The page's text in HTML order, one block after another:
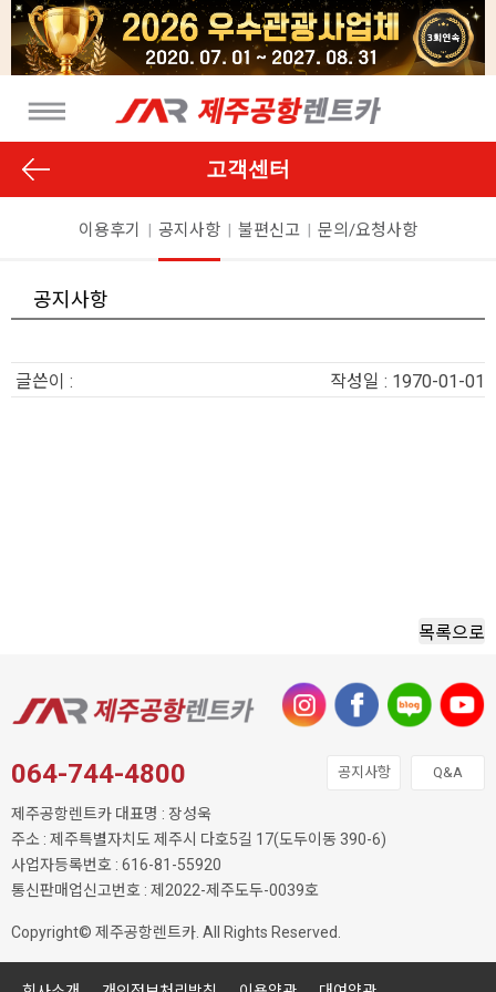
고객센터
이용후기 공지사항 불편신고 문의/요청사항
공지사항
글쓴이 : 작성일 : 1970-01-01
목록으로
064-744-4800 공지사항 Q&A
제주공항렌트카 대표명 : 장성욱
주소 : 제주특별자치도 제주시 다호5길 17(도두이동 390-6)
사업자등록번호 : 616-81-55920
통신판매업신고번호 : 제2022-제주도두-0039호
Copyright© 제주공항렌트카. All Rights Reserved.